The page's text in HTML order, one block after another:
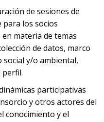
de sesiones de
los socios
materia de temas
de datos, marco
social y/o ambiental,
participativas
y otros actores del
conocimiento y el